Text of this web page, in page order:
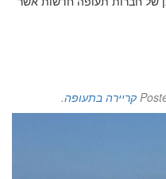
קריירה בתעופה.